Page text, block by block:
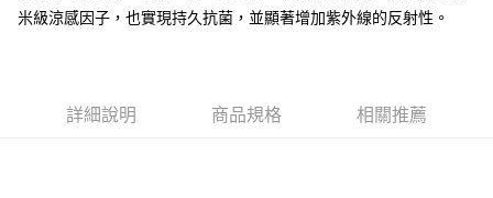
1.本服務由台灣大哥大提供，台灣大哥大用戶可立即使用無須另外申請。
3.實際核准額度、可分期數及費用金額請依後續交易確認頁面所載為準。
4.訂單成立30分鐘內，如未前往確認交易或遇審核未通過，訂單將自動取
AFTEE先享後付
便利好安心！
米級涼感因子，也實現持久抗菌，並顯著增加紫外線的反射性。
詳細說明 商品規格 相關推薦